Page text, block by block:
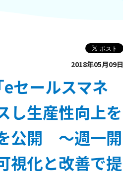
セールスマネ
し生産性向上を
公開 ～週一開
視化と改善で提
2018年05月09日